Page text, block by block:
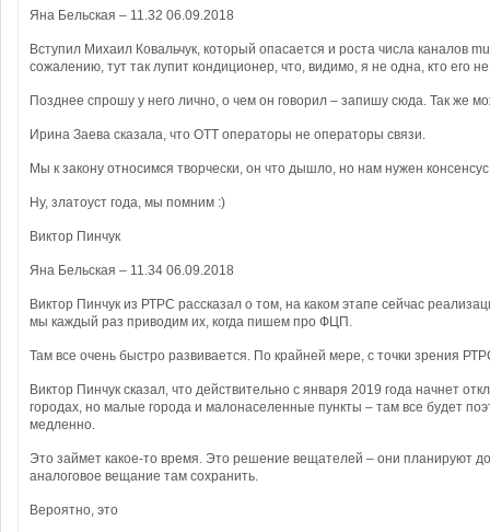
Яна Бельская – 11.32 06.09.2018
Вступил Михаил Ковальчук, который опасается и роста числа каналов
сожалению, тут так лупит кондиционер, что, видимо, я не одна, кто его
Позднее спрошу у него лично, о чем он говорил – запишу сюда. Так же
Ирина Заева сказала, что ОТТ операторы не операторы связи.
Мы к закону относимся творчески, он что дышло, но нам нужен
Ну, златоуст года, мы помним :)
Виктор Пинчук
Яна Бельская – 11.34 06.09.2018
Виктор Пинчук из РТРС рассказал о том, на каком этапе сейчас
мы каждый раз приводим их, когда пишем про ФЦП.
Там все очень быстро развивается. По крайней мере, с точки зрения
Виктор Пинчук сказал, что действительно с января 2019 года начнет
городах, но малые города и малонаселенные пункты – там все будет
медленно.
Это займет какое-то время. Это решение вещателей – они планируют
аналоговое вещание там сохранить.
Вероятно, это